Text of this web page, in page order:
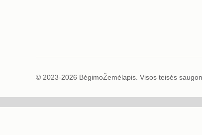
© 2023-2026 BėgimoŽemėlapis. Visos teisės